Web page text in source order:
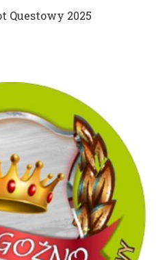
Questowy 2025
magazynie
SZCZEGÓŁY